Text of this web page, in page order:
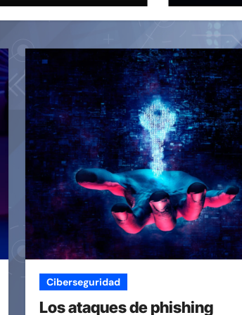
SQL como
root (extra:
vulnerabilid
ad en Exim)
~ Segu-Info
Ciberseguridad
Los ataques de phishing